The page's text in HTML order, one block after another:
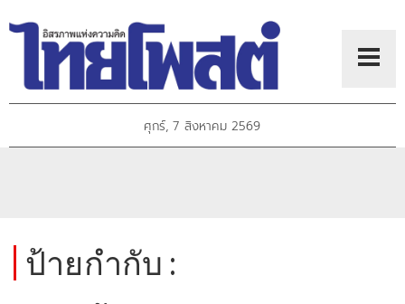
ศุกร์, 7 สิงหาคม 2569
ป้ายกำกับ :